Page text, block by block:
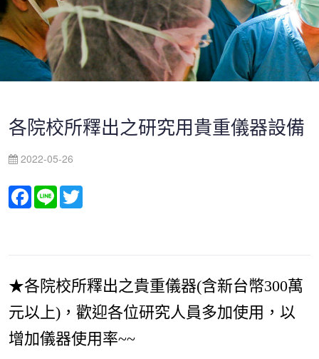
各院校所釋出之研究用貴重儀器設備
2022-05-26
Facebook
Line
★各院校所釋出之貴重儀器(含新台幣300萬
元以上)，歡迎各位研究人員多加使用，以
增加儀器使用率~~